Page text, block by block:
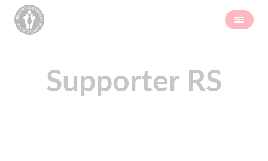
Supporter RS